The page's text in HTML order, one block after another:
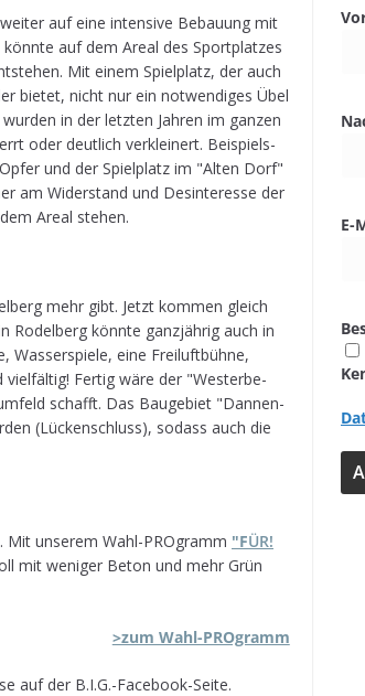
auf eine inten­sive Bebau­ung mit
auf dem Areal des Sport­plat­zes
Mit einem Spiel­platz, der auch
bie­tet, nicht nur ein not­wen­di­ges Übel
in der letz­ten Jah­ren im gan­zen
oder deut­lich ver­klei­nert. Bei­spiels­
und der Spiel­platz im "Alten Dorf"
am Wider­stand und Des­in­ter­esse der
Areal stehen.
mehr gibt. Jetzt kom­men gleich
Rodel­berg könnte ganz­jäh­rig auch in
Was­ser­spiele, eine Frei­luft­bühne,
viel­fäl­tig! Fer­tig wäre der "Wes­ter­be­
schafft. Das Bau­ge­biet "Dan­nen­
(Lücken­schluss), sodass auch die
unse­rem Wahl-PRO­gramm "FÜR!
mit weni­ger Beton und mehr Grün
>zum Wahl-PRO­gramm
auf der B.I.G.-Facebook-Seite.
E-